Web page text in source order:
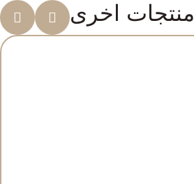
منتجات اخرى